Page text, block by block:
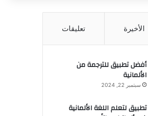
الأخيرة تعليقات
أفضل تطبيق للترجمة من
الألمانية
سبتمبر 22, 2024
تطبيق لتعلم اللغة الألمانية